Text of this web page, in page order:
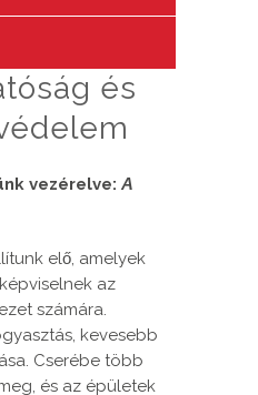
és
vezérelve: A
elő, amelyek
az
számára.
kevesebb
Cserébe több
és az épületek